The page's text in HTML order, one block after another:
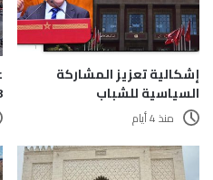
إشكالية تعزيز المشاركة
السياسية للشباب
منذ 4 أيام